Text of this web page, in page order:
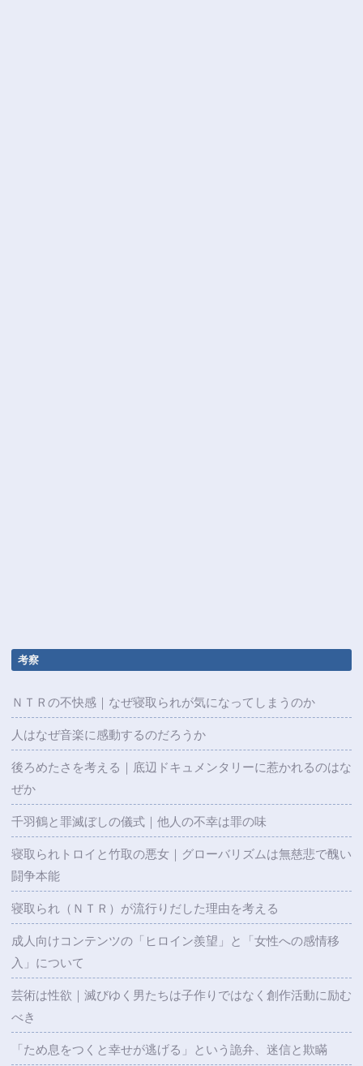
考察
ＮＴＲの不快感｜なぜ寝取られが気になってしまうのか
人はなぜ音楽に感動するのだろうか
後ろめたさを考える｜底辺ドキュメンタリーに惹かれるのはな
ぜか
千羽鶴と罪滅ぼしの儀式｜他人の不幸は罪の味
寝取られトロイと竹取の悪女｜グローバリズムは無慈悲で醜い
闘争本能
寝取られ（ＮＴＲ）が流行りだした理由を考える
成人向けコンテンツの「ヒロイン羨望」と「女性への感情移
入」について
芸術は性欲｜滅びゆく男たちは子作りではなく創作活動に励む
べき
「ため息をつくと幸せが逃げる」という詭弁、迷信と欺瞞